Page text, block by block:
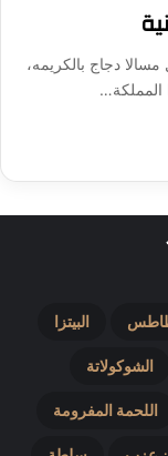
دجاج بالكريمه،
المملكة…
البيتزا
الشوكولاتة
اللحمة المفرومة